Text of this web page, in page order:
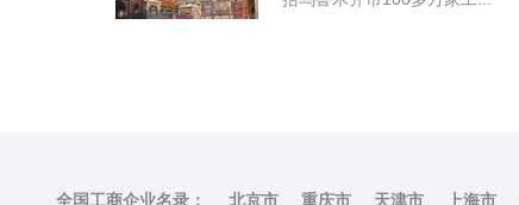
全国工商企业名录： 北京市 重庆市 天津市 上海市